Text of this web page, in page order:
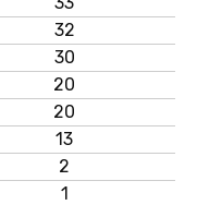
32
30
20
20
13
2
1